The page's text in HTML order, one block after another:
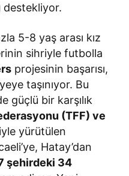
destekliyor.
5-8 yaş arası kız
sihriyle futbolla
projesinin başarısı,
taşınıyor. Bu
güçlü bir karşılık
(TFF) ve
yürütülen
Hatay’dan
şehirdeki 34